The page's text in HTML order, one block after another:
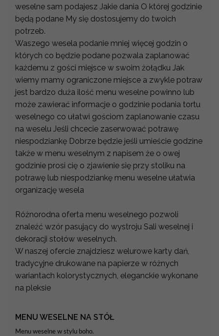
weselne sam podajesz Jakie dania O której godzinie
będą podane My się dostosujemy do twoich
potrzeb.
Waszego wesela podanie mniej więcej godzin o
których co będzie podane pozwala zaplanować
każdemu z gości miejsce w swoim żołądku Jak
wiemy mamy ograniczone miejsce a zwykle potraw
jest bardzo duża ilość menu weselne powinno lub
może zawierać informacje o godzinie podania tortu
weselnego co ułatwi gościom zaplanowanie czasu
na weselu Jeśli chcecie zaserwować potrawę
niespodziankę Dobrze będzie jeśli umieście godzine
także w menu weselnym z napisem że o owej
godzinie prosi cię o zjawienie się przy stoliku na
potrawę lub niespodziankę menu weselne ułatwia
organizację wesela
Różnorodna oferta menu weselnego pozwoli
znaleźć wzór pasujący do wystroju Sali weselnej i
dekoracji stołów weselnych.
W naszej ofercie znajdziesz welurowe karty dań,
tradycyjne drukowane na papierze w różnych
wariantach kolorystycznych, eleganckie wykonane
na pleksie
MENU WESELNE NA STÓŁ
Menu weselne w stylu boho.